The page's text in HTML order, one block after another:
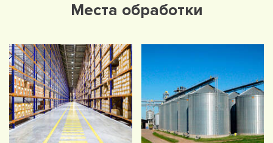
Места обработки